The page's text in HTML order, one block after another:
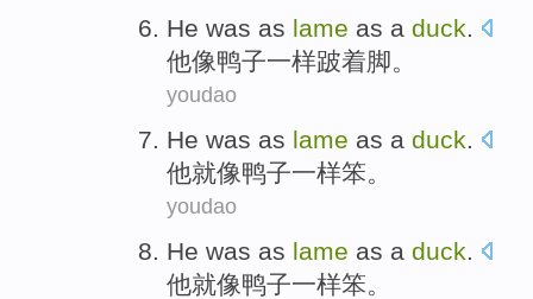
He was as lame as a duck.
他像鸭子一样跛着脚。
youdao
He was as lame as a duck.
他就像鸭子一样笨。
youdao
He was as lame as a duck
他就像鸭子一样笨 。